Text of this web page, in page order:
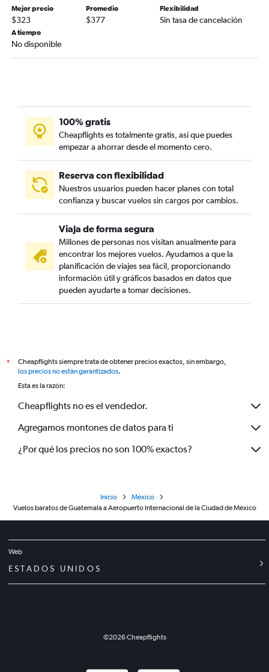
Mejor precio
$323
Promedio
$377
Flexibilidad
Sin tasa de cancelación
A tiempo
No disponible
100% gratis
Cheapflights es totalmente gratis, así que puedes
empezar a ahorrar desde el momento cero.
Reserva con flexibilidad
Nuestros usuarios pueden hacer planes con total
confianza y buscar vuelos sin cargos por cambios.
Viaja de forma segura
Millones de personas nos visitan anualmente para
encontrar los mejores vuelos. Ayudamos a que la
planificación de viajes sea fácil, proporcionando
información útil y gráficos basados en datos que
pueden ayudarte a tomar decisiones.
*
Cheapflights siempre trata de obtener precios exactos, sin embargo,
los precios no están garantizados.
Esta es la razón:
Cheapflights no es el vendedor.
Agregamos montones de datos para ti
¿Por qué los precios no son 100% exactos?
Inicio
México
Vuelos baratos de Guatemala a Aeropuerto Internacional de la Ciudad de México
Web
ESTADOS UNIDOS
©2026Cheapflights